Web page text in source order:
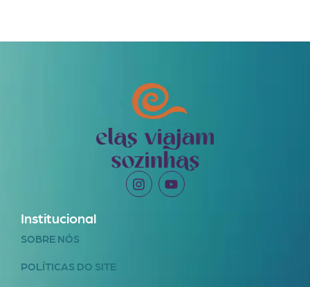
Institucional
SOBRE NÓS
POLÍTICAS DO SITE